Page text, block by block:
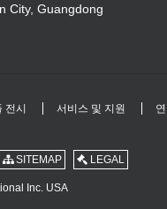
City, Guangdong
전시 서비스 및 지원
연
SITEMAP LEGAL
Inc. USA